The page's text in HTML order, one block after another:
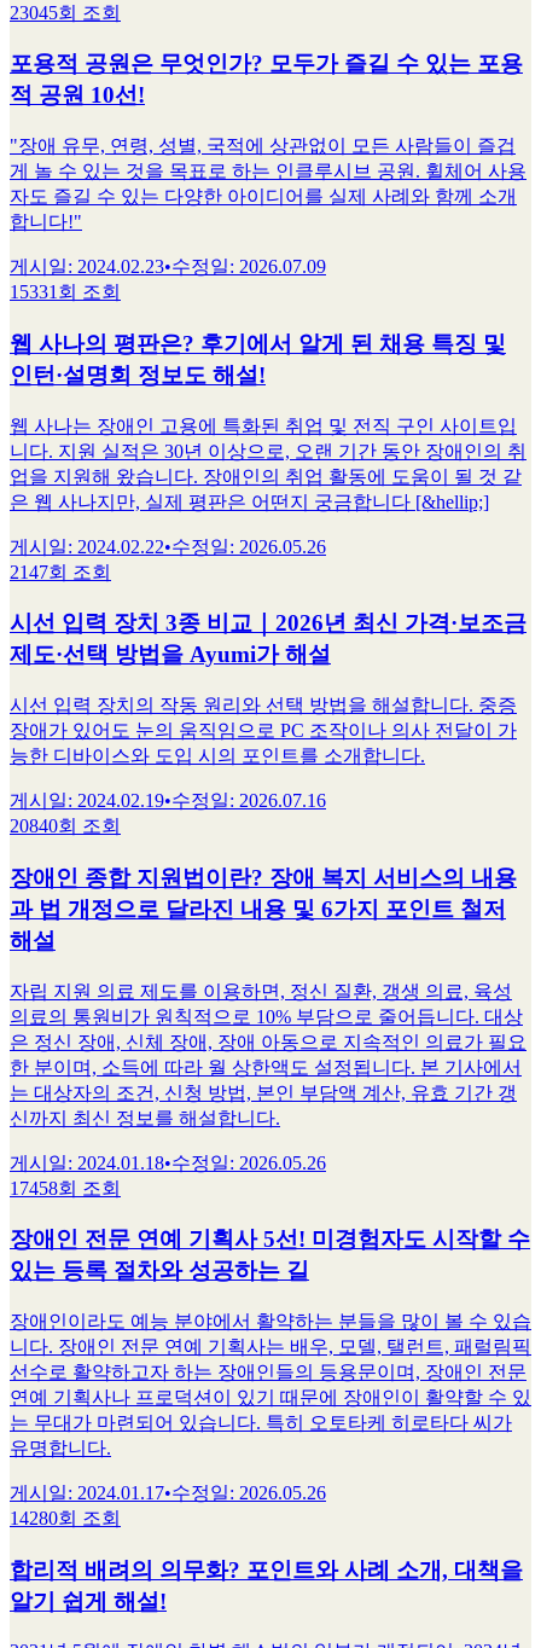
23045회 조회
포용적 공원은 무엇인가? 모두가 즐길 수 있는 포용
적 공원 10선!
"장애 유무, 연령, 성별, 국적에 상관없이 모든 사람들이 즐겁
게 놀 수 있는 것을 목표로 하는 인클루시브 공원. 휠체어 사용
자도 즐길 수 있는 다양한 아이디어를 실제 사례와 함께 소개
합니다!"
게시일: 2024.02.23•수정일: 2026.07.09
15331회 조회
웹 사나의 평판은? 후기에서 알게 된 채용 특징 및
인턴·설명회 정보도 해설!
웹 사나는 장애인 고용에 특화된 취업 및 전직 구인 사이트입
니다. 지원 실적은 30년 이상으로, 오랜 기간 동안 장애인의 취
업을 지원해 왔습니다. 장애인의 취업 활동에 도움이 될 것 같
은 웹 사나지만, 실제 평판은 어떤지 궁금합니다 [&hellip;]
게시일: 2024.02.22•수정일: 2026.05.26
2147회 조회
시선 입력 장치 3종 비교｜2026년 최신 가격·보조금
제도·선택 방법을 Ayumi가 해설
시선 입력 장치의 작동 원리와 선택 방법을 해설합니다. 중증
장애가 있어도 눈의 움직임으로 PC 조작이나 의사 전달이 가
능한 디바이스와 도입 시의 포인트를 소개합니다.
게시일: 2024.02.19•수정일: 2026.07.16
20840회 조회
장애인 종합 지원법이란? 장애 복지 서비스의 내용
과 법 개정으로 달라진 내용 및 6가지 포인트 철저
해설
자립 지원 의료 제도를 이용하면, 정신 질환, 갱생 의료, 육성
의료의 통원비가 원칙적으로 10% 부담으로 줄어듭니다. 대상
은 정신 장애, 신체 장애, 장애 아동으로 지속적인 의료가 필요
한 분이며, 소득에 따라 월 상한액도 설정됩니다. 본 기사에서
는 대상자의 조건, 신청 방법, 본인 부담액 계산, 유효 기간 갱
신까지 최신 정보를 해설합니다.
게시일: 2024.01.18•수정일: 2026.05.26
17458회 조회
장애인 전문 연예 기획사 5선! 미경험자도 시작할 수
있는 등록 절차와 성공하는 길
장애인이라도 예능 분야에서 활약하는 분들을 많이 볼 수 있습
니다. 장애인 전문 연예 기획사는 배우, 모델, 탤런트, 패럴림픽
선수로 활약하고자 하는 장애인들의 등용문이며, 장애인 전문
연예 기획사나 프로덕션이 있기 때문에 장애인이 활약할 수 있
는 무대가 마련되어 있습니다. 특히 오토타케 히로타다 씨가
유명합니다.
게시일: 2024.01.17•수정일: 2026.05.26
14280회 조회
합리적 배려의 의무화? 포인트와 사례 소개, 대책을
알기 쉽게 해설!